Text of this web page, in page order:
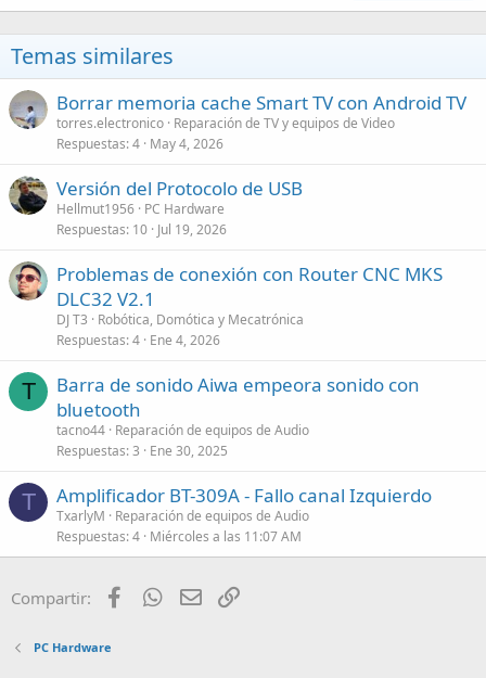
Temas similares
Borrar memoria cache Smart TV con Android TV
torres.electronico Reparación de TV y equipos de Video
Respuestas 4 May 4, 2026
Versión del Protocolo de USB
Hellmut1956 PC Hardware
Respuestas 10 Jul 19, 2026
Problemas de conexión con Router CNC MKS
DLC32 V2.1
DJ T3
Robótica, Domótica y Mecatrónica
Respuestas 4 Ene 4, 2026
T
Barra de sonido Aiwa empeora sonido con
bluetooth
tacno44 Reparación de equipos de Audio
Respuestas 3 Ene 30, 2025
T Amplificador BT-309A - Fallo canal Izquierdo
TxarlyM
Reparación de equipos de Audio
Respuestas 4 Miércoles a las 11:07 AM
Compartir: FacebookWhatsApp
Email
PC Hardware